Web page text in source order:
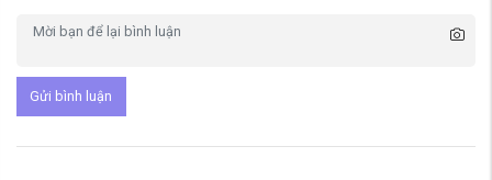
Gửi bình luận